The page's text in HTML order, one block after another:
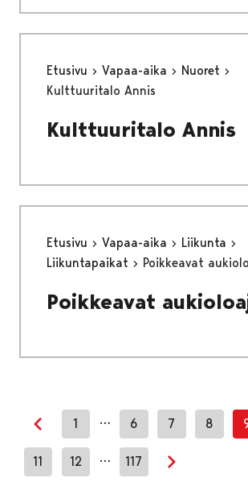
Etusivu Vapaa-aika
Nuoret
Kulttuuritalo Annis
Kulttuuritalo Annis
Etusivu Vapaa-aika
Liikunta
Liikuntapaikat
Poikkeavat
Poikkeavat
Edellinen sivu
1 … 6 7 8
11 12 … 117
Seuraava sivu